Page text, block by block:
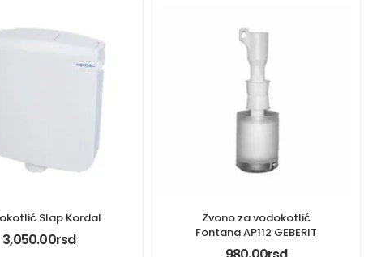
Slap Kordal
3,050.00rsd
Zvono za vodokotlić
Fontana AP112 GEBERIT